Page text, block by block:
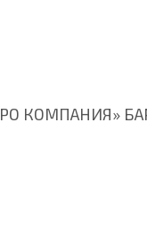
КОМПАНИЯ»